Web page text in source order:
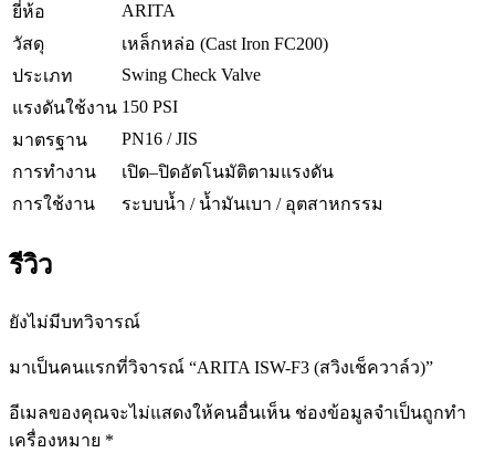
ยี่ห้อ
ARITA
วัสดุ
เหล็กหล่อ (Cast Iron FC200)
ประเภท
Swing Check Valve
แรงดันใช้งาน 150 PSI
มาตรฐาน
PN16 / JIS
การทำงาน
เปิด–ปิดอัตโนมัติตามแรงดัน
การใช้งาน
ระบบน้ำ / น้ำมันเบา / อุตสาหกรรม
รีวิว
ยังไม่มีบทวิจารณ์
มาเป็นคนแรกที่วิจารณ์ “ARITA ISW-F3 (สวิงเช็ควาล์ว)”
อีเมลของคุณจะไม่แสดงให้คนอื่นเห็น ช่องข้อมูลจำเป็นถูกทำ
เครื่องหมาย *